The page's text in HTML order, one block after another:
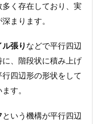
く存在しており、実
まります。
ル張り などで平行四辺
、階段状に積み上げ
四辺形の形状をして
す。
という機構が平行四辺